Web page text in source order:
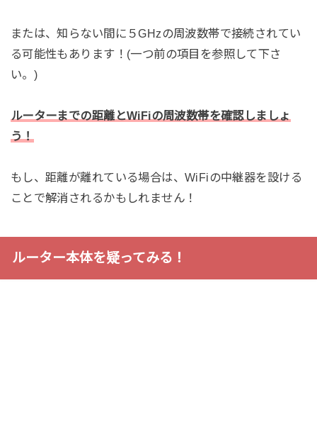
または、知らない間に５GHzの周波数帯で接続されてい
る可能性もあります！(一つ前の項目を参照して下さ
い。)
ルーターまでの距離とWiFiの周波数帯を確認しましょ
う！
もし、距離が離れている場合は、WiFiの中継器を設ける
ことで解消されるかもしれません！
ルーター本体を疑ってみる！